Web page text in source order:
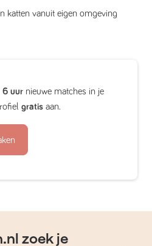
katten vanuit eigen omgeving
6 uur nieuwe matches in je
gratis aan.
zoek je